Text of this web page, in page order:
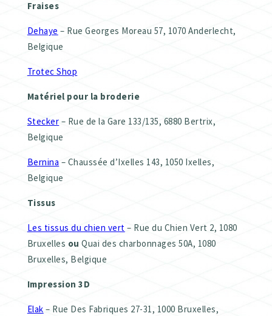
Fraises
Dehaye – Rue Georges Moreau 57, 1070 Anderlecht,
Belgique
Trotec Shop
Matériel pour la broderie
Stecker – Rue de la Gare 133/135, 6880 Bertrix,
Belgique
Bernina – Chaussée d’Ixelles 143, 1050 Ixelles,
Belgique
Tissus
Les tissus du chien vert – Rue du Chien Vert 2, 1080
Bruxelles ou Quai des charbonnages 50A, 1080
Bruxelles, Belgique
Impression 3D
Elak – Rue Des Fabriques 27-31, 1000 Bruxelles,